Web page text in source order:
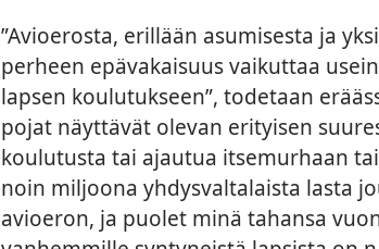
”Avioerosta, erillään asumisesta ja
perheen epävakaisuus vaikuttaa
lapsen koulutukseen”, todetaan
pojat näyttävät olevan erityisen
koulutusta tai ajautua itsemurhaan
noin miljoona yhdysvaltalaista lasta
avioeron, ja puolet minä tahansa